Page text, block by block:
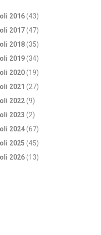
2016(43)
2017(47)
2018(35)
2019(34)
2020(19)
2021 (27)
2022(9)
2023 (2)
2024(67)
2025 (45)
2026(13)